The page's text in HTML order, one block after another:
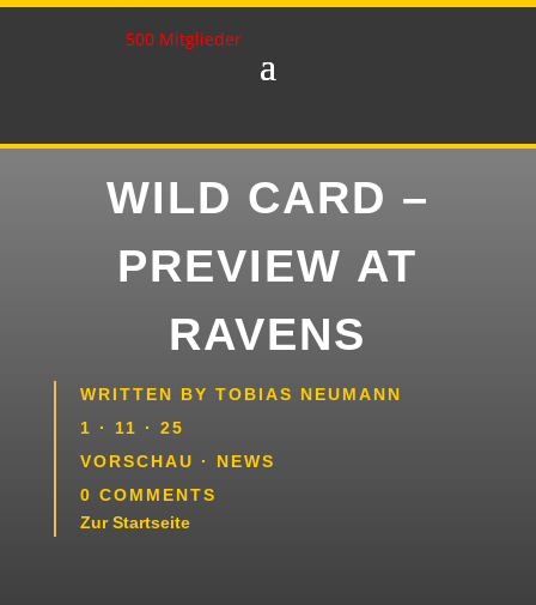
500 Mitglieder
WILD CARD –
PREVIEW AT
RAVENS
WRITTEN BY TOBIAS NEUMANN
1 · 11 · 25
VORSCHAU · NEWS
0 COMMENTS
Zur Startseite